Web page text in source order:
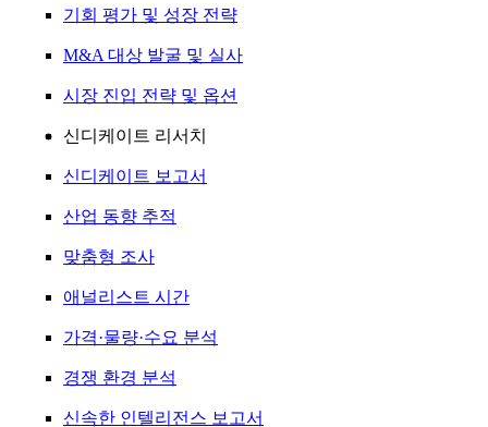
기회 평가 및 성장 전략
M&A 대상 발굴 및 실사
시장 진입 전략 및 옵션
신디케이트 리서치
신디케이트 보고서
산업 동향 추적
맞춤형 조사
애널리스트 시간
가격·물량·수요 분석
경쟁 환경 분석
신속한 인텔리전스 보고서